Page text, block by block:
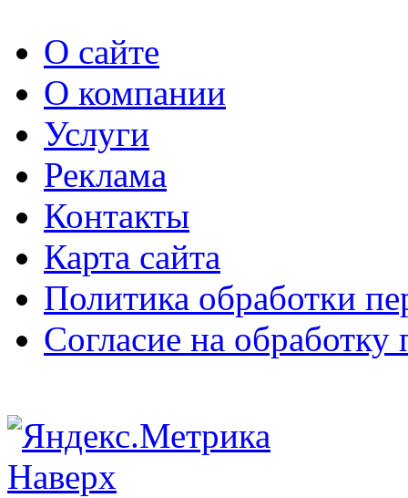
О сайте
О компании
Услуги
Реклама
Контакты
Карта сайта
Политика обработки
Согласие на
Наверх